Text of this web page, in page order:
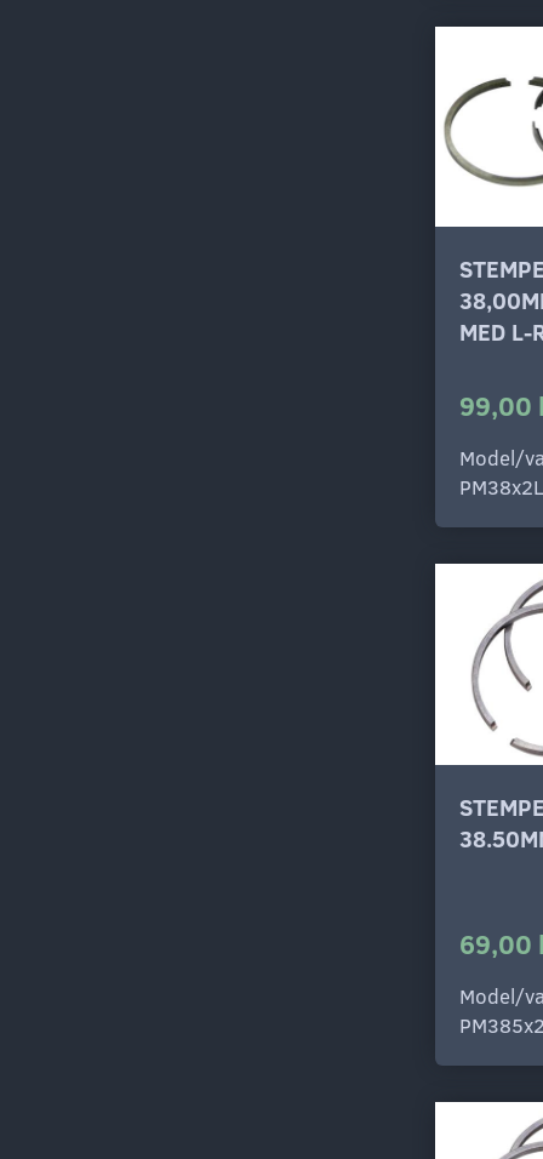
MED L-
99,00
Model/
PM38x2L
69,00
Model/